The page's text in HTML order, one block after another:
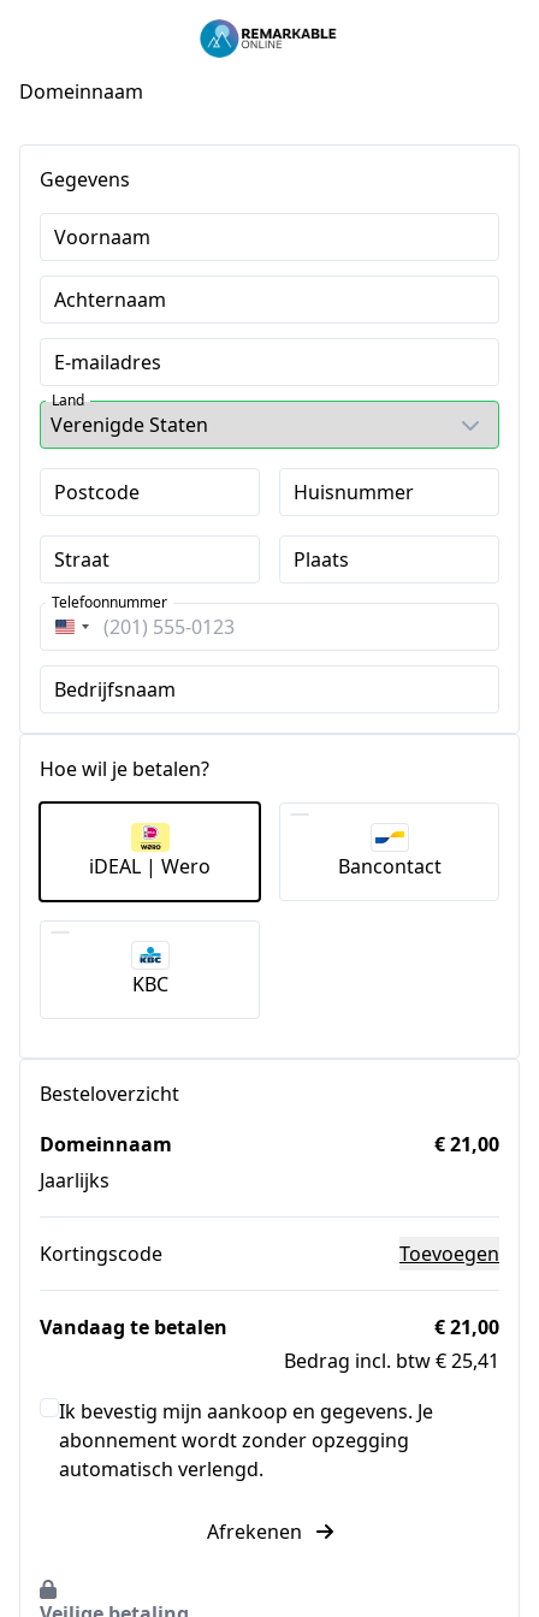
Domeinnaam
Gegevens
Voornaam
Achternaam
E-mailadres
Land
Postcode Huisnummer
Straat Plaats
Verenigde
Staten
+1
Telefoonnummer
Bedrijfsnaam
Hoe wil je betalen?
iDEAL | Wero Bancontact
KBC
Besteloverzicht
Domeinnaam
Jaarlijks
€ 21,00
Kortingscode Toevoegen
Vandaag te betalen
€ 21,00
Bedrag incl. btw € 25,41
Ik bevestig mijn aankoop en gegevens. Je
abonnement wordt zonder opzegging
automatisch verlengd.
Afrekenen